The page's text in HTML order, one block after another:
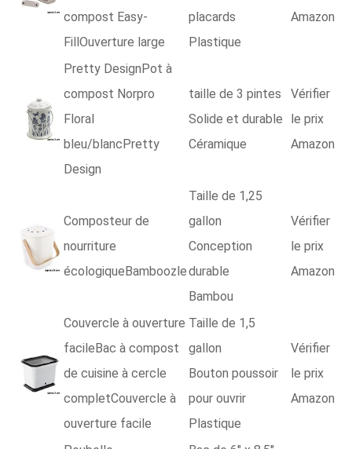
compost Easy-
FillOuverture large
placards
Plastique
Amazon
Pretty DesignPot à
compost Norpro
Floral
bleu/blancPretty
Design
taille de 3 pintes
Solide et durable
Céramique
Vérifier
le prix
Amazon
Composteur de
nourriture
écologiqueBamboozle
Taille de 1,25
gallon
Conception
durable
Bambou
Vérifier
le prix
Amazon
Couvercle à ouverture
facileBac à compost
de cuisine à cercle
completCouvercle à
ouverture facile
Taille de 1,5
gallon
Bouton poussoir
pour ouvrir
Plastique
Vérifier
le prix
Amazon